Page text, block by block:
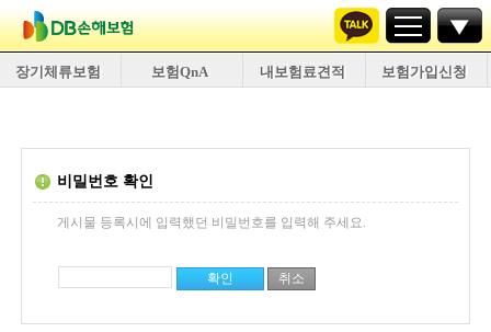
장기체류보험 보험QnA 내보험료견적 보험가입신청
비밀번호 확인
게시물 등록시에 입력했던 비밀번호를 입력해 주세요.